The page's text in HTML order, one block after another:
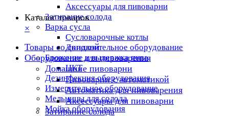
Аксессуары для пивоварни
Затирание солода
Варка сусла
Cусловарочные котлы
Дополнительное оборудование
Брожение и выдержка пива
ЦКТ
Дезинфекция оборудования
Измерительное оборудование
Мельницы для солода
Мойка оборудования
Каталог товаров
×
Товары со скидкой
Оборудование для пивоварения
Домашние пивоварни
Пивоварни с автоматикой
Автоматика для пивоварения
Аксессуары для пивоварни
Затирание солода